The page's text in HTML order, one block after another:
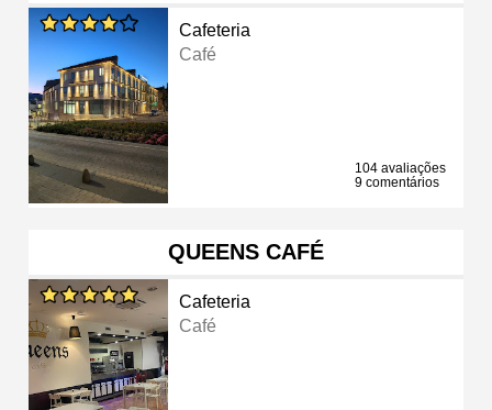
Cafeteria
Café
104 avaliações
9 comentários
QUEENS CAFÉ
Cafeteria
Café